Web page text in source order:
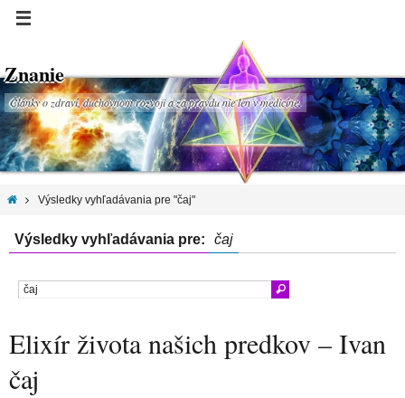
Znanie
Články o zdraví, duchovnom rozvoji a za pravdu nie len v medicíne.
Výsledky vyhľadávania pre "čaj"
Výsledky vyhľadávania pre: čaj
Elixír života našich predkov – Ivan
čaj